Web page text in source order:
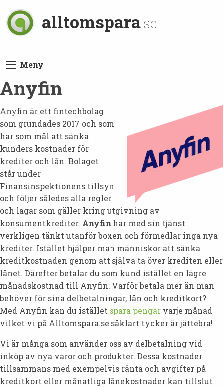
alltomspara.se
Meny
Anyfin
Anyfin är ett fintechbolag
som grundades 2017 och som
har som mål att sänka
kunders kostnader för
krediter och lån. Bolaget
står under
Finansinspektionens tillsyn
och följer således alla regler
och lagar som gäller kring utgivning av
konsumentkrediter. Anyfin har med sin tjänst
verkligen tänkt utanför boxen och förmedlar inga nya
krediter. Istället hjälper man människor att sänka
kreditkostnaden genom att själva ta över krediten eller
lånet. Därefter betalar du som kund istället en lägre
månadskostnad till Anyfin. Varför betala mer än man
behöver för sina delbetalningar, lån och kreditkort?
Med Anyfin kan du istället spara pengar varje månad
vilket vi på Alltomspara.se såklart tycker är jättebra!
Vi är många som använder oss av delbetalning vid
inköp av nya varor och produkter. Dessa kostnader
tillsammans med exempelvis ränta och avgifter på
kreditkort eller månatliga lånekostnader kan tillslut